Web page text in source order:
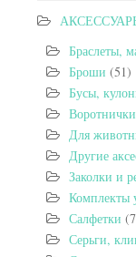
Браслеты,
Броши (51)
Бусы,
Воротнички
Для
Другие
Заколки и
Комплекты
Салфетки
Серьги,